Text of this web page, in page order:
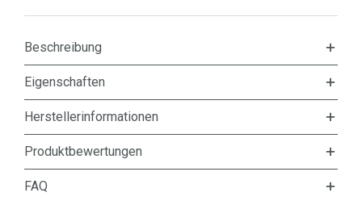
Beschreibung
Eigenschaften
Herstellerinformationen
Produktbewertungen
FAQ